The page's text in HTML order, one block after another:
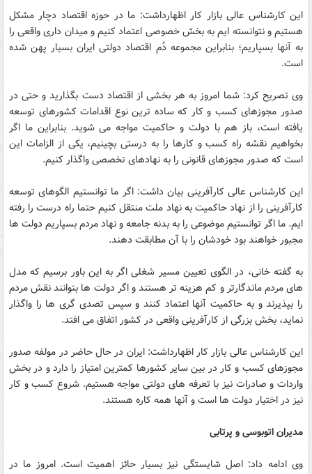
این کارشناس عالی بازار کار اظهارداشت: ما در حوزه اقتصاد دچار مشکل
هستیم و نتوانسته ایم به بخش خصوصی اعتماد کنیم و میدان داری واقعی را
به آنها بسپاریم؛ بنابراین مجموعه دُم اقتصاد دولتی ایران بسیار پهن شده
است.
وی تصریح کرد: شما امروز به هر بخشی از اقتصاد دست بگذارید و حتی در
صدور مجوزهای کسب و کار که ساده ترین نوع اقدامات کشورهای توسعه
یافته است، باز هم با دولت و حاکمیت مواجه می شوید. بنابراین ما اگر
بخواهیم نقشه راه کسب و کارها را به درستی بچینیم، یکی از الزامات این
است که صدور مجوزهای قانونی را به نهادهای تخصصی واگذار کنیم.
این کارشناس عالی کارآفرینی بیان داشت: اگر ما توانستیم الگوهای توسعه
کارآفرینی را از نهاد حاکمیت به نهاد ملت منتقل کنیم حتما راه درست را رفته
ایم. ما اگر توانستیم موضوعی را به بدنه جامعه و نهاد مردم بسپاریم دولت ها
مجبور خواهند بود خودشان را با آن مطابقت دهند.
به گفته خانی، در الگوی تعیین مسیر شغلی اگر به این باور برسیم که مدل
های مردم ماندگارتر و کم هزینه تر هستند و اگر دولت ها بتوانند نقش مردم
را بپذیرند و به حاکمیت آنها اعتماد کنند و سپس تصدی گری ها را واگذار
نماید، بخش بزرگی از کارآفرینی واقعی در کشور اتفاق می افتد.
این کارشناس عالی بازار کار اظهارداشت: ایران در حال حاضر در مولفه صدور
مجوزهای کسب و کار در بین سایر کشورها کمترین امتیاز را دارد و در بخش
واردات و صادرات نیز با تعرفه های دولتی مواجه هستیم. شروع کسب و کار
نیز در اختیار دولت ها است و آنها همه کاره هستند.
مدیران اتوبوسی و پرتابی
وی ادامه داد: اصل شایستگی نیز بسیار حائز اهمیت است. امروز ما در